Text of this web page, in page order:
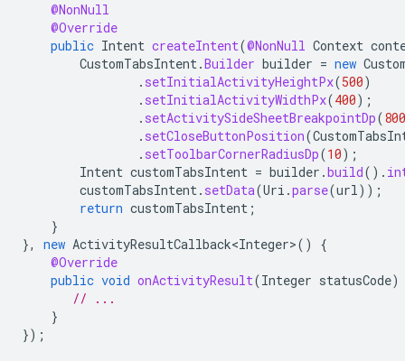
@NonNull
@Override
public Intent createIntent(@NonNull Context
CustomTabsIntent.Builder builder = new
. setInitialActivityHeightPx(500)
. setInitialActivityWidthPx(400);
. setActivitySideSheetBreakpointDp(800
. setCloseButtonPosition(
. setToolbarCornerRadiusDp(10);
Intent customTabsIntent = builder .build().
customTabsIntent. setData(Uri .parse(url));
return customTabsIntent ;
}
},
new ActivityResultCallback<Integer>()
{
@Override
public void onActivityResult(Integer statusCode)
// ...
}
});